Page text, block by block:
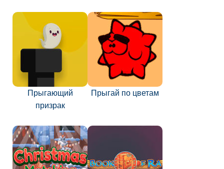
Прыгающий
призрак
Прыгай по цветам